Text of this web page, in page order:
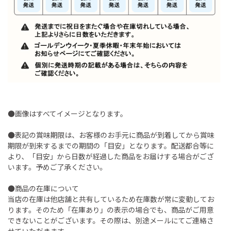
●画像はすべてイメージとなります。
●表記の賞味期限は、お客様のお手元に商品が到着してから賞味
期限が到来するまでの期間の「目安」となります。配送都合等に
より、「目安」から日数が経過した商品をお届けする場合がござ
います。予めご了承ください。
●商品の在庫について
当店の在庫は他店舗と共有しているため在庫数が常に変動してお
ります。そのため「在庫あり」の表示の場合でも、商品がご用意
できないことがございます。その際は、別途メールにてご連絡さ